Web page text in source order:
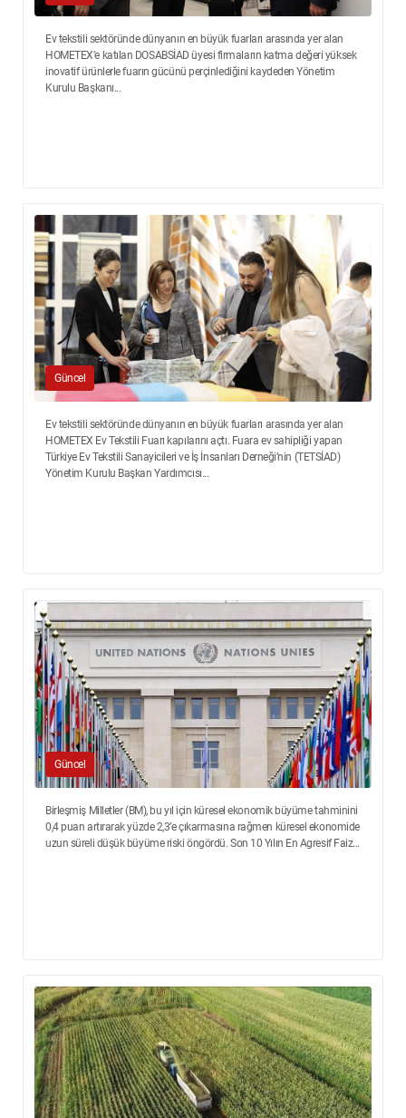
Ev tekstili sektöründe dünyanın en büyük fuarları arasında yer alan
HOMETEX’e katılan DOSABSİAD üyesi firmaların katma değeri yüksek
inovatif ürünlerle fuarın gücünü perçinlediğini kaydeden Yönetim
Kurulu Başkanı...
Güncel
Ev tekstili sektöründe dünyanın en büyük fuarları arasında yer alan
HOMETEX Ev Tekstili Fuarı kapılarını açtı. Fuara ev sahipliği yapan
Türkiye Ev Tekstili Sanayicileri ve İş İnsanları Derneği’nin (TETSİAD)
Yönetim Kurulu Başkan Yardımcısı...
Güncel
Birleşmiş Milletler (BM), bu yıl için küresel ekonomik büyüme tahminini
0,4 puan artırarak yüzde 2,3’e çıkarmasına rağmen küresel ekonomide
uzun süreli düşük büyüme riski öngördü. Son 10 Yılın En Agresif Faiz...